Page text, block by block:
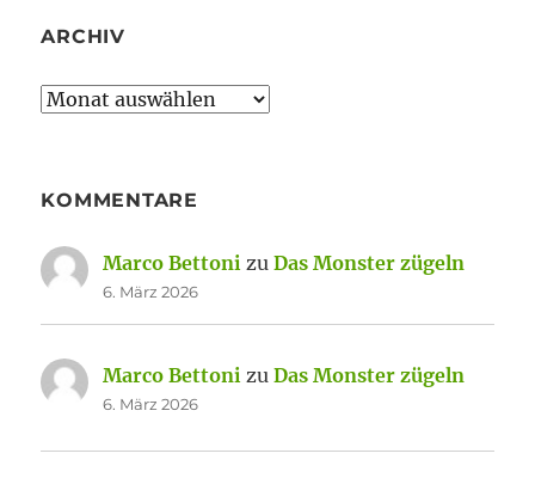
ARCHIV
Archiv
KOMMENTARE
Marco Bettoni zuDas Monster zügeln
6. März 2026
Marco Bettoni zuDas Monster zügeln
6. März 2026